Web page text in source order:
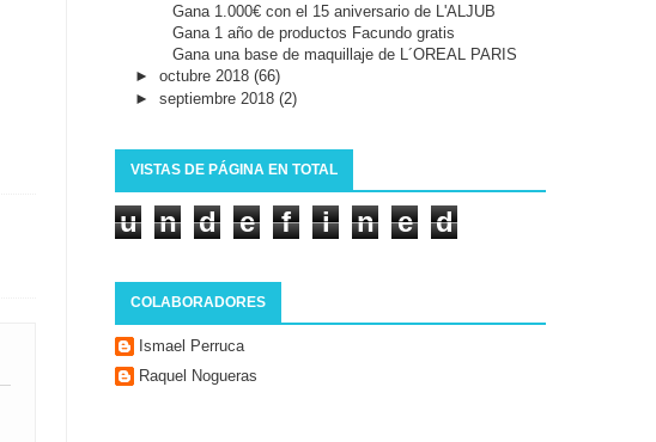
Gana 1.000€ con el 15 aniversario de L'ALJUB
Gana 1 año de productos Facundo gratis
Gana una base de maquillaje de L´OREAL PARIS
► octubre 2018 (66)
► septiembre 2018 (2)
VISTAS DE PÁGINA EN TOTAL
u n d e f i n e d
COLABORADORES
Ismael Perruca
Raquel Nogueras